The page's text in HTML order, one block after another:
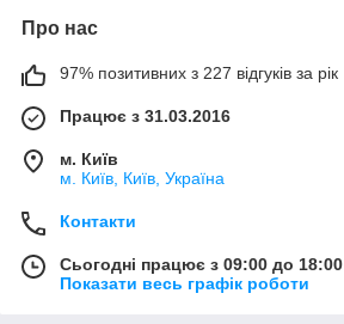
Про нас
97% позитивних з 227 відгуків за рік
Працює з 31.03.2016
м. Київ
м. Київ, Київ, Україна
Контакти
Сьогодні працює з 09:00 до 18:00
Показати весь графік роботи